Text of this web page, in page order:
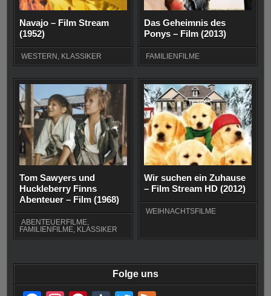
Navajo – Film Stream
(1952)
WESTERN , KLASSIKER
Das Geheimnis des
Ponys – Film (2013)
FAMILIENFILME
Tom Sawyers und
Huckleberry Finns
Abenteuer – Film (1968)
ABENTEUERFILME
FAMILIENFILME KLASSIKER
Wir suchen ein Zuhause
– Film Stream HD (2012)
WEIHNACHTSFILME
Folge uns